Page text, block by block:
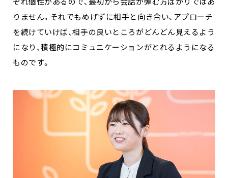
りません。それでもめげずに相手と向き合い、アプローチ
を続けていけば、相手の良いところがどんどん見えるよう
になり、積極的にコミュニケーションがとれるようになる
ものです。